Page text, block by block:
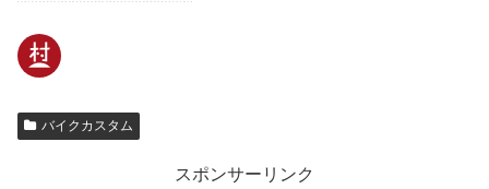
バイクカスタム
スポンサーリンク